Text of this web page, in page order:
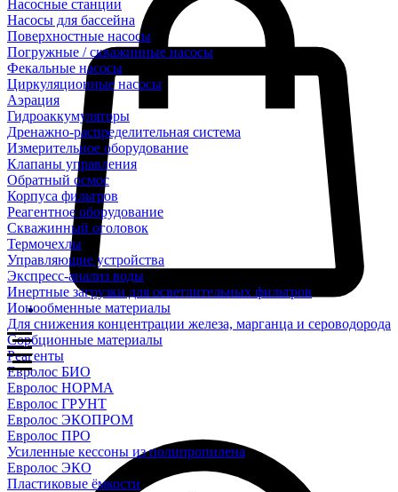
Насосные станции
Насосы для бассейна
Поверхностные насосы
Погружные / скважинные насосы
Фекальные насосы
Циркуляционные насосы
Аэрация
Гидроаккумуляторы
Дренажно-распределительная система
Измерительное оборудование
Клапаны управления
Обратный осмос
Корпуса фильтров
Реагентное оборудование
Скважинный оголовок
Термочехлы
Управляющие устройства
Экспресс-анализ воды
Инертные загрузки для осветлительных фильтров
Ионообменные материалы
Для снижения концентрации железа, марганца и сероводорода
Сорбционные материалы
Реагенты
Евролос БИО
Евролос НОРМА
Евролос ГРУНТ
Евролос ЭКОПРОМ
Евролос ПРО
Усиленные кессоны из полипропилена
Евролос ЭКО
Пластиковые ёмкости